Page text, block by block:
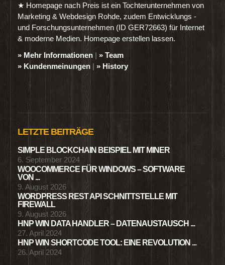
★ Homepage nach Preis ist ein Tochterunternehmen von
Marketing & Webdesign Rohde, zudem Entwicklungs -
und Forschungsunternehmen (ID GER72663) für Internet
& moderne Medien. Homepage erstellen lassen.
» Mehr Informationen | » Team
» Kundenmeinungen | » History
LETZTE BEITRÄGE
SIMPLE BLOCKCHAIN BEISPIEL MIT MINER
6. September 2024
WOOCOMMERCE FÜR WINDOWS – SOFTWARE
VON ...
9. August 2026
WORDPRESS REST API SCHNITTSTELLE MIT
FIREWALL
9. August 2026
HNP WIN DATA HANDLER – DATENAUSTAUSCH ...
27. April 2024
HNP WIN SHORTCODE TOOL: EINE REVOLUTION ...
26. April 2024